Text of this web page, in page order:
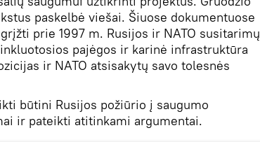
paskelbė viešai. Šiuose dokumentuose
prie 1997 m. Rusijos ir NATO susitarimų
pajėgos ir karinė infrastruktūra
ir NATO atsisakytų savo tolesnės
būtini Rusijos požiūrio į saugumo
ir pateikti atitinkami argumentai.